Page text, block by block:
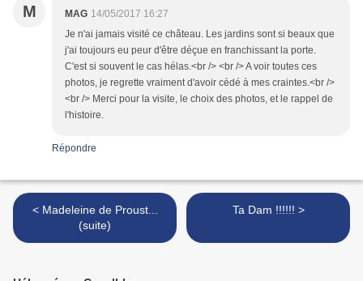
M MAG 14/05/2017 16:27
Je n'ai jamais visité ce château. Les jardins sont si beaux que
j'ai toujours eu peur d'être déçue en franchissant la porte.
C'est si souvent le cas hélas.<br /> <br /> A voir toutes ces
photos, je regrette vraiment d'avoir cédé à mes craintes.<br />
<br /> Merci pour la visite, le choix des photos, et le rappel de
l'histoire.
Répondre
< Madeleine de Proust...
(suite)
Ta Dam !!!!!! >